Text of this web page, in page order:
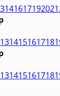
141617192021
131415161718
131415161718